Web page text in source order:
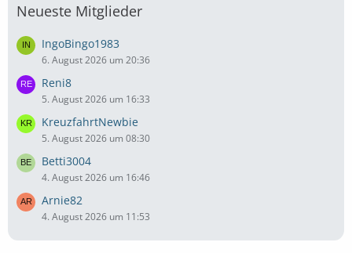
Neueste Mitglieder
IngoBingo1983
6. August 2026 um 20:36
Reni8
5. August 2026 um 16:33
KreuzfahrtNewbie
5. August 2026 um 08:30
Betti3004
4. August 2026 um 16:46
Arnie82
4. August 2026 um 11:53